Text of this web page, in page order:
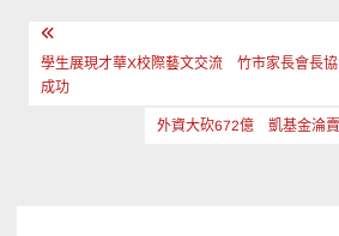
文
章
學生展現才華X校際藝文交流 竹市家長會長
成功
外資大砍672億 凱基金淪